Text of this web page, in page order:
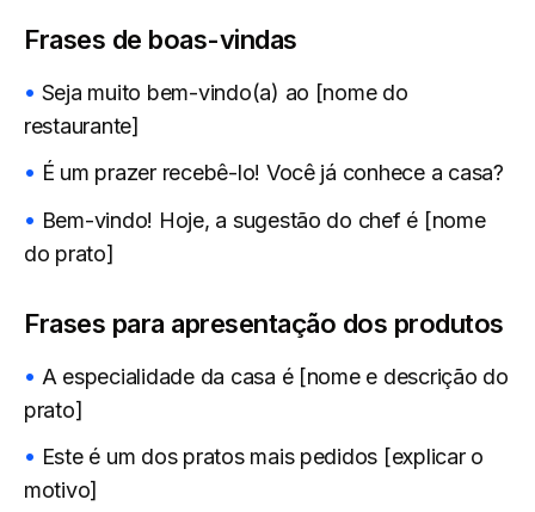
Frases de boas-vindas
Seja muito bem-vindo(a) ao [nome do
restaurante]
É um prazer recebê-lo! Você já conhece a casa?
Bem-vindo! Hoje, a sugestão do chef é [nome
do prato]
Frases para apresentação dos produtos
A especialidade da casa é [nome e descrição do
prato]
Este é um dos pratos mais pedidos [explicar o
motivo]